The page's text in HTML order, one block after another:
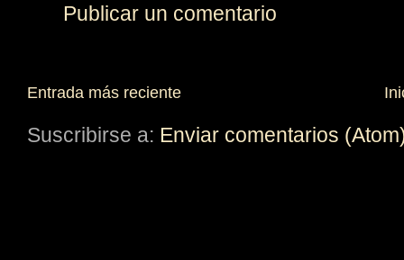
Publicar un comentario
Entrada más reciente
Suscribirse a: Enviar comentarios